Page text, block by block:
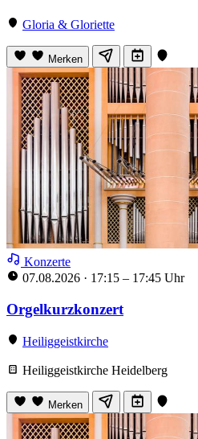
Gloria & Gloriette
Merken
Konzerte
07.08.2026 · 17:15 – 17:45 Uhr
Orgelkurzkonzert
Heiliggeistkirche
Heiliggeistkirche Heidelberg
Merken